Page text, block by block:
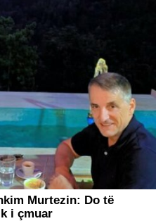
Murtezin: Do të
i çmuar